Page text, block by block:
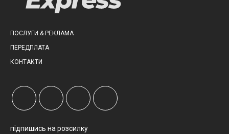
ПОСЛУГИ & РЕКЛАМА
ПЕРЕДПЛАТА
КОНТАКТИ
підпишись на розсилку